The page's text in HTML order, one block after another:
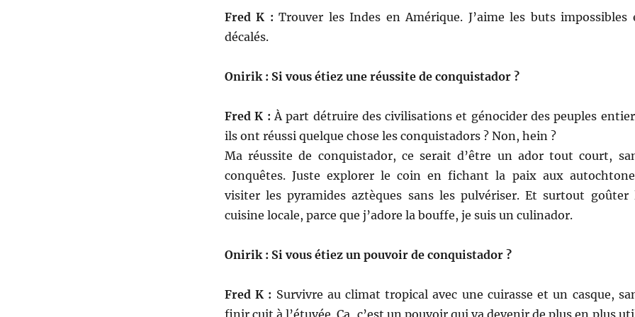
Fred K : Trouver les Indes en Amérique. J’aime les buts impossibles
décalés.
Onirik : Si vous étiez une réussite de conquistador ?
Fred K : À part détruire des civilisations et génocider des peuples
ils ont réussi quelque chose les conquistadors ? Non, hein ?
Ma réussite de conquistador, ce serait d’être un ador tout court,
conquêtes. Juste explorer le coin en fichant la paix aux
visiter les pyramides aztèques sans les pulvériser. Et surtout goûter
cuisine locale, parce que j’adore la bouffe, je suis un culinador.
Onirik : Si vous étiez un pouvoir de conquistador ?
Fred K : Survivre au climat tropical avec une cuirasse et un casque,